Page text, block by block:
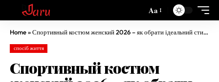
Aa
Home»Спортивный костюм женский 2026 – як обрати ідеальний стильний та зручний варіант
спосіб життя
Спортивный костюм